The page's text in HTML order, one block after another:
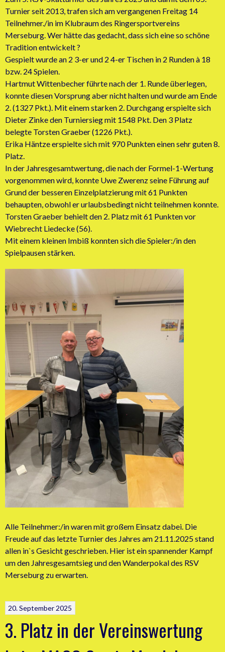
Turnier seit 2013, trafen sich am vergangenen Freitag 14
Teilnehmer./in im Klubraum des Ringersportvereins
Merseburg. Wer hätte das gedacht, dass sich eine so schöne
Tradition entwickelt ?
Gespielt wurde an 2 3-er und 2 4-er Tischen in 2 Runden à 18
bzw. 24 Spielen.
Hartmut Wittenbecher führte nach der 1. Runde überlegen,
konnte diesen Vorsprung aber nicht halten und wurde am Ende
2. (1327 Pkt.). Mit einem starken 2. Durchgang erspielte sich
Dieter Zinke den Turniersieg mit 1548 Pkt. Den 3 Platz
belegte Torsten Graeber (1226 Pkt.).
Erika Häntze erspielte sich mit 970 Punkten einen sehr guten 8.
Platz.
In der Jahresgesamtwertung, die nach der Formel-1-Wertung
vorgenommen wird, konnte Uwe Zwerenz seine Führung auf
Grund der besseren Einzelplatzierung mit 61 Punkten
behaupten, obwohl er urlaubsbedingt nicht teilnehmen konnte.
Torsten Graeber behielt den 2. Platz mit 61 Punkten vor
Wiebrecht Liedecke (56).
Mit einem kleinen Imbiß konnten sich die Spieler:/in den
Spielpausen stärken.
Alle Teilnehmer:/in waren mit großem Einsatz dabei. Die
Freude auf das letzte Turnier des Jahres am 21.11.2025 stand
allen in`s Gesicht geschrieben. Hier ist ein spannender Kampf
um den Jahresgesamtsieg und den Wanderpokal des RSV
Merseburg zu erwarten.
20. September 2025
3. Platz in der Vereinswertung